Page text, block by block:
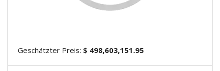
Geschätzter Preis: $ 498,603,151.95